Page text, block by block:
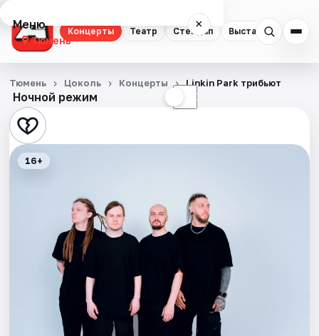
Концерты Театр Стендап Выставки
Меню ×
Тюмень
Концерты
Театр
Стендап
Экскурсии
События
Ночной режим ☾
Тюмень Цоколь Концерты Linkin Park трибьют
16+